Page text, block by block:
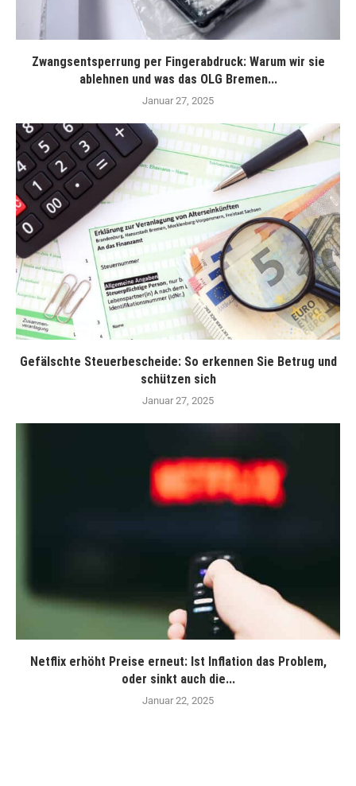
Zwangsentsperrung per Fingerabdruck: Warum wir sie
ablehnen und was das OLG Bremen...
Januar 27, 2025
Gefälschte Steuerbescheide: So erkennen Sie Betrug und
schützen sich
Januar 27, 2025
Netflix erhöht Preise erneut: Ist Inflation das Problem,
oder sinkt auch die...
Januar 22, 2025